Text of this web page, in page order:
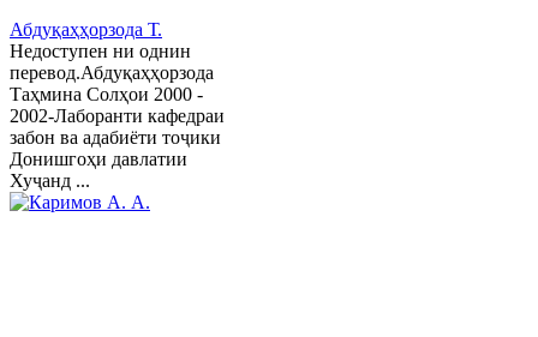
Абдуқаҳҳорзода Т.
Недоступен ни однин
перевод.Абдуқаҳҳорзода
Таҳмина Солҳои 2000 -
2002-Лаборанти кафедраи
забон ва адабиёти тоҷики
Донишгоҳи давлатии
Хуҷанд ...